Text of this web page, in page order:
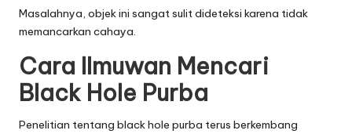
Masalahnya, objek ini sangat sulit dideteksi karena tidak
memancarkan cahaya.
Cara Ilmuwan Mencari
Black Hole Purba
Penelitian tentang black hole purba terus berkembang